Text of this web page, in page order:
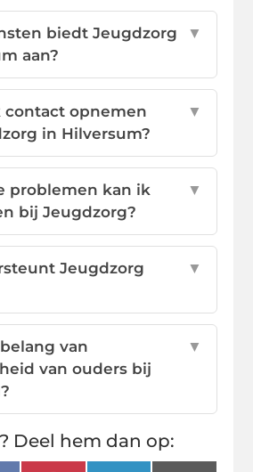
biedt Jeugdzorg
aan?
▼
contact opnemen
in Hilversum?
▼
problemen kan ik
bij Jeugdzorg?
▼
Jeugdzorg
▼
van
van ouders bij
▼
Deel hem dan op: